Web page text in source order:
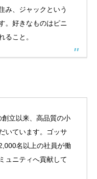
み、ジャックという
。好きなものはピニ
ること。
立以来、高品質の小
いています。ゴッサ
名以上の社員が働
ュニティへ貢献して